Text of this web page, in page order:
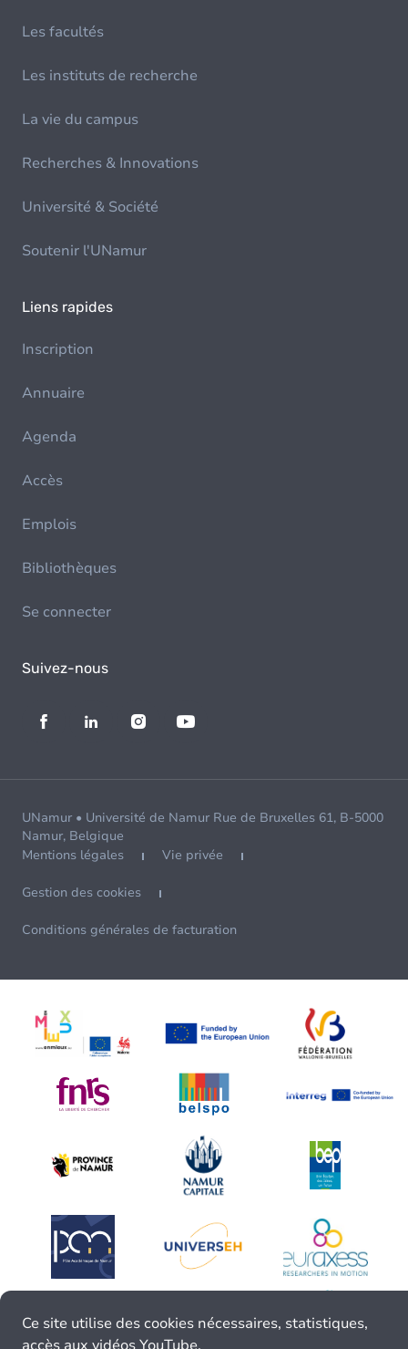
Les facultés
Les instituts de recherche
La vie du campus
Recherches & Innovations
Université & Société
Soutenir l'UNamur
Liens rapides
Inscription
Annuaire
Agenda
Accès
Emplois
Bibliothèques
Se connecter
Suivez-nous
UNamur • Université de Namur Rue de Bruxelles 61, B-5000
Namur, Belgique
Mentions légales
Vie privée
Gestion des cookies
Conditions générales de facturation
Ce site utilise des cookies nécessaires, statistiques,